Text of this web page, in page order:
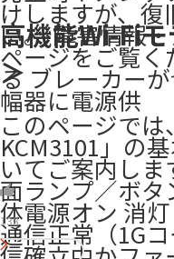
けしますが、
い。 障害情報
ページをご覧
る ブレーカー
幅器に電源供
高機能Wi-Fi
＞
このページで
KCM3101」の
いてご案内し
面ランプ／ボタ
体電源オン 消
通信正常（1G
138